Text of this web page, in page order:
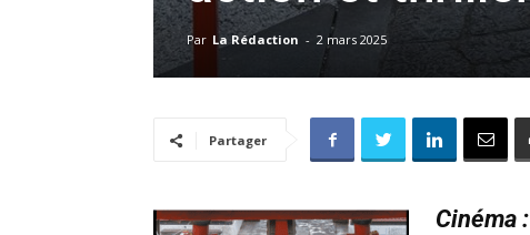
Par La Rédaction - 2 mars 2025
Partager
Cinéma :